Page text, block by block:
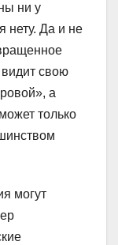
ни у
нету. Да и не
свою
а
только
могут